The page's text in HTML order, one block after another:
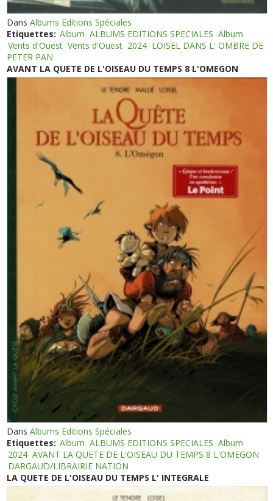
DansAlbums Editions Spéciales
Etiquettes: Album ALBUMS EDITIONS SPECIALES Album
Vents d'Ouest Vents d'Ouest 2024 LOISEL DANS L' OMBRE DE
PETER PAN
AVANT LA QUETE DE L'OISEAU DU TEMPS 8 L'OMEGON
DansAlbums Editions Spéciales
Etiquettes: Album ALBUMS EDITIONS SPECIALES Album
2024 AVANT LA QUETE DE L'OISEAU DU TEMPS 8 L'OMEGON
DARGAUD/LIBRAIRIE NATION
LA QUETE DE L'OISEAU DU TEMPS L' INTEGRALE